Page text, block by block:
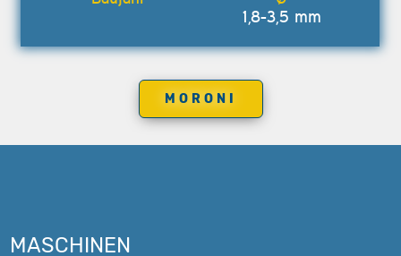
1,8-3,5 mm
MORONI
MASCHINEN